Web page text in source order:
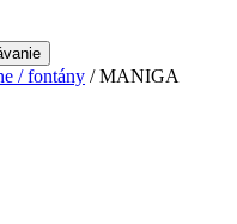
/ fontány / MANIGA